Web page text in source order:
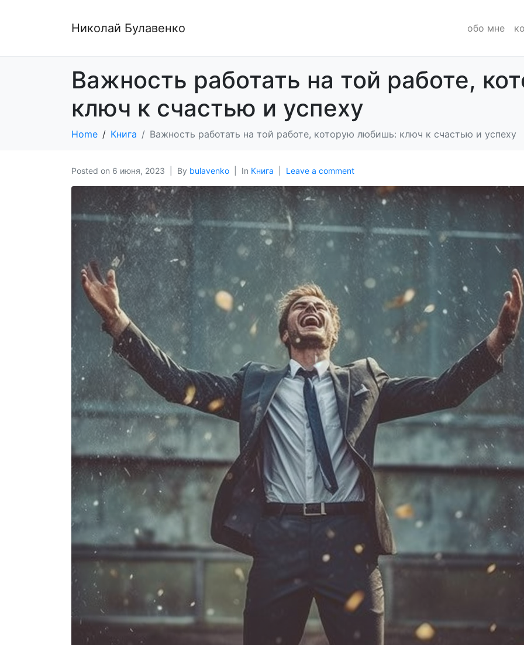
Николай Булавенко обо мне
Важность работать на той работе,
ключ к счастью и успеху
Home Книга Важность работать на той работе, которую любишь: ключ к счастью и успеху
Posted on 6 июня, 2023 By bulavenko In Книга Leave a comment